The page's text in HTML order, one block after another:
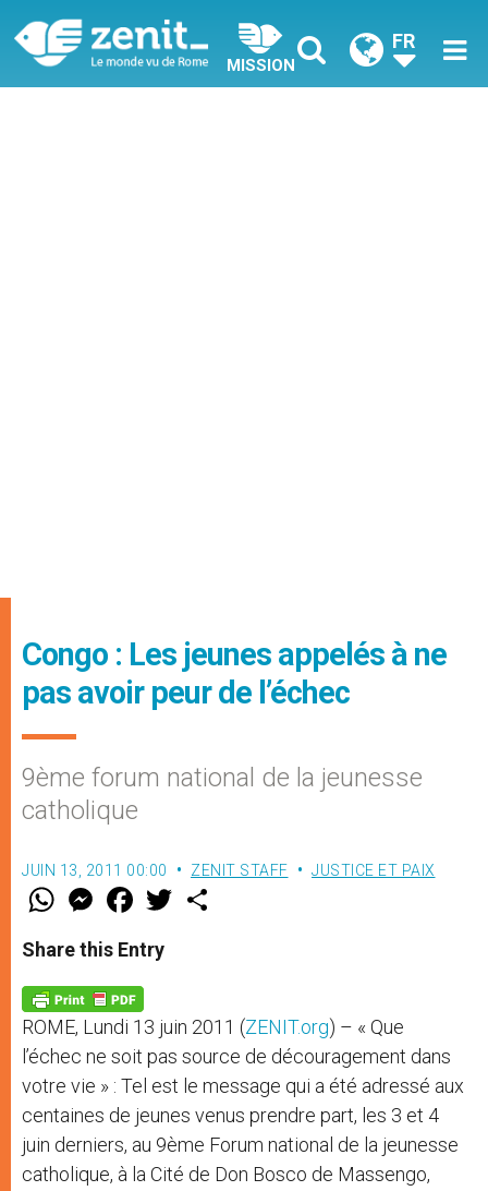
MISSION
FR
Congo : Les jeunes appelés à ne
pas avoir peur de l’échec
9ème forum national de la jeunesse
catholique
JUIN 13, 2011 00:00 ZENIT STAFF JUSTICE ET PAIX
W
t
s
p
p
M
e
s
e
g
e
r
F
a
e
b
o
k
w
Share this Entry
ROME, Lundi 13 juin 2011 (ZENIT.org) – « Que
l’échec ne soit pas source de découragement dans
votre vie » : Tel est le message qui a été adressé aux
centaines de jeunes venus prendre part, les 3 et 4
juin derniers, au 9ème Forum national de la jeunesse
catholique, à la Cité de Don Bosco de Massengo,